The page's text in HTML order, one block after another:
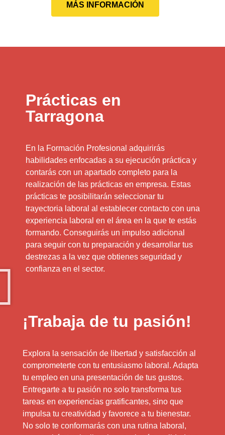
MÁS INFORMACIÓN
Prácticas en
Tarragona
En la Formación Profesional adquirirás
habilidades enfocadas a su ejecución práctica y
contarás con un apartado completo para la
realización de las prácticas en empresa. Estas
prácticas te posibilitarán seleccionar tu
trayectoria laboral al establecer contacto con una
experiencia laboral en el área en la que te estás
formando. Conseguirás un impulso adicional
para seguir con tu preparación y desarrollar tus
destrezas a la vez que obtienes seguridad y
confianza en el sector.
¡Trabaja de tu pasión!
Explora la sensación de libertad y satisfacción al
comprometerte con tu entusiasmo laboral. Adapta
tu empleo en una presentación de tus gustos.
Entregarte a tu pasión no solo transforma tus
tareas en experiencias gratificantes, sino que
impulsa tu creatividad y favorece a tu bienestar.
No solo te conformarás con una rutina laboral,